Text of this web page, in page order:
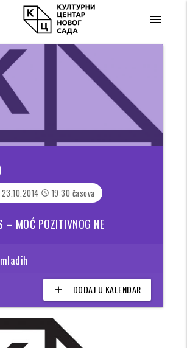
menu
access_time 19:30 časova
– MOĆ POZITIVNOG NE
add DODAJ U KALENDAR